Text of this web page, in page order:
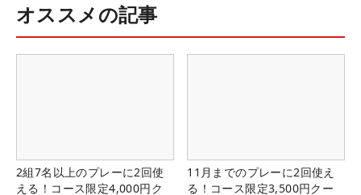
オススメの記事
2組7名以上のプレーに2回使
える！コース限定4,000円ク
11月までのプレーに2回使え
る！コース限定3,500円クー